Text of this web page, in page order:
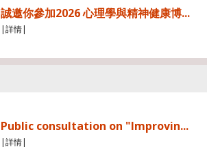
誠邀你參加2026 心理學與精神健康博...
|詳情|
Public consultation on "Improvin...
|詳情|